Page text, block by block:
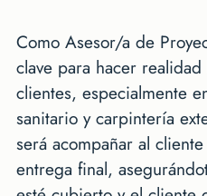
Como Asesor/a de
clave para hacer
clientes, especialmente
sanitario y carpintería
será acompañar al
entrega final,